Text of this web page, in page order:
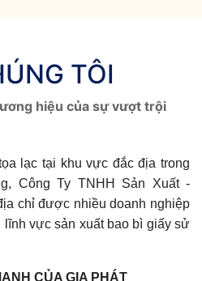
TÔI
hiệu của sự vượt trội
lạc tại khu vực đắc địa trong
Công Ty TNHH Sản Xuất -
chỉ được nhiều doanh nghiệp
lĩnh vực sản xuất bao bì giấy sử
CỦA GIA PHÁT